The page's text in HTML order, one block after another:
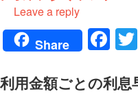
Leave a reply
Share Fa
bo
利用金額ごとの利息